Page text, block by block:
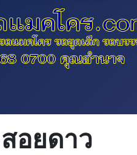
อยดาว